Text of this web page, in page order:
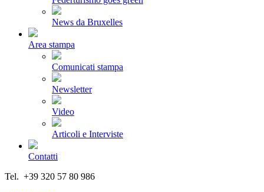
News da Bruxelles
Area stampa
Comunicati stampa
Newsletter
Video
Articoli e Interviste
Contatti
Tel. +39 320 57 80 986